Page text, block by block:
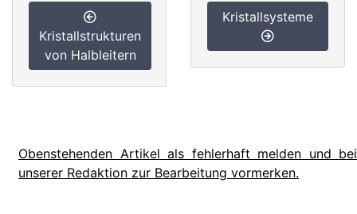
Kristallstrukturen
von Halbleitern
Kristallsysteme
Obenstehenden Artikel als fehlerhaft melden und bei
unserer Redaktion zur Bearbeitung vormerken.